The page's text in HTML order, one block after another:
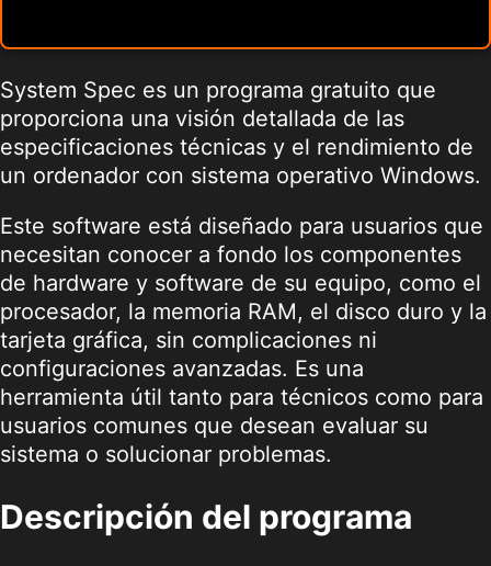
System Spec es un programa gratuito que
proporciona una visión detallada de las
especificaciones técnicas y el rendimiento de
un ordenador con sistema operativo Windows.
Este software está diseñado para usuarios que
necesitan conocer a fondo los componentes
de hardware y software de su equipo, como el
procesador, la memoria RAM, el disco duro y la
tarjeta gráfica, sin complicaciones ni
configuraciones avanzadas. Es una
herramienta útil tanto para técnicos como para
usuarios comunes que desean evaluar su
sistema o solucionar problemas.
Descripción del programa